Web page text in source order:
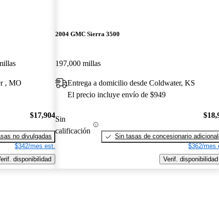
, MO
$17,904
no divulgadas
$342/mes est.
disponibilidad
2004 GMC Sierra 3500
197,000 millas
Entrega a domicilio desde Coldwater, KS
El precio incluye envío de $949
Sin
calificación
Sin tasas de concesionario
$362/mes
Verif. disponibilidad